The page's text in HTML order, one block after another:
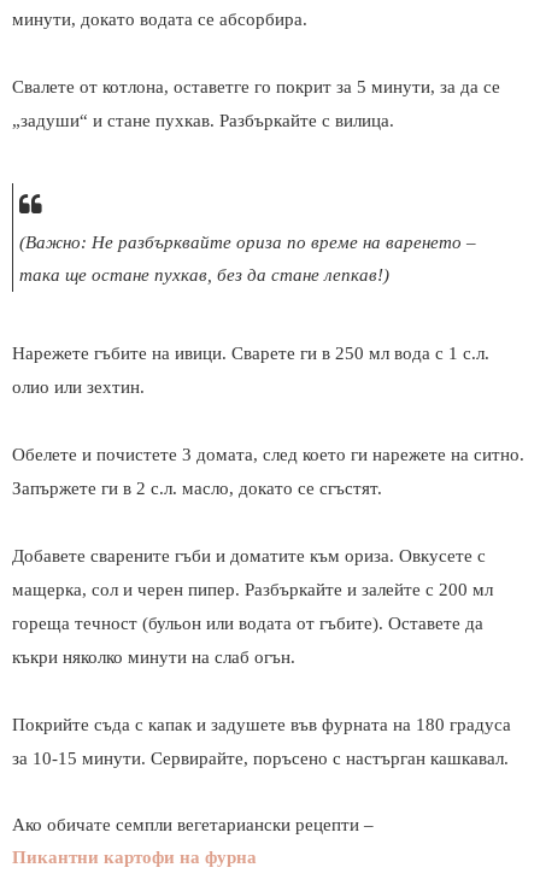
минути, докато водата се абсорбира.
Свалете от котлона, оставетге го покрит за 5 минути, за да се
„задуши“ и стане пухкав. Разбъркайте с вилица.
(Важно: Не разбърквайте ориза по време на варенето –
така ще остане пухкав, без да стане лепкав!)
Нарежете гъбите на ивици. Сварете ги в 250 мл вода с 1 с.л.
олио или зехтин.
Обелете и почистете 3 домата, след което ги нарежете на ситно.
Запържете ги в 2 с.л. масло, докато се сгъстят.
Добавете сварените гъби и доматите към ориза. Овкусете с
мащерка, сол и черен пипер. Разбъркайте и залейте с 200 мл
гореща течност (бульон или водата от гъбите). Оставете да
къкри няколко минути на слаб огън.
Покрийте съда с капак и задушете във фурната на 180 градуса
за 10-15 минути. Сервирайте, поръсено с настърган кашкавал.
Ако обичате семпли вегетариански рецепти –
Пикантни картофи на фурна